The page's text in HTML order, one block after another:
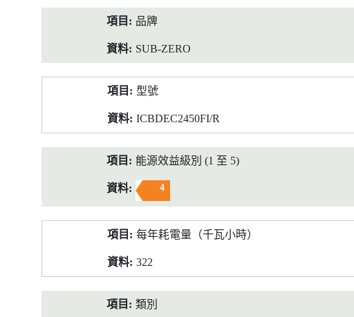
品牌
SUB-ZERO
型號
ICBDEC2450FI/R
能源效益級別 (1 至 5)
4
每年耗電量（千瓦小時）
322
類別